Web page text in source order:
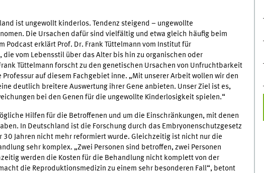
ist ungewollt kinderlos. Tendenz steigend – ungewollte
Die Ursachen dafür sind vielfältig und etwa gleich häufig beim
Podcast erklärt Prof. Dr. Frank Tüttelmann vom Institut für
vom Lebensstil über das Alter bis hin zu organischen oder
Tüttelmann forscht zu den genetischen Ursachen von Unfruchtbarkeit
auf diesem Fachgebiet inne. „Mit unserer Arbeit wollen wir den
deutlich breitere Auswertung ihrer Gene anbieten. Unser Ziel ist es,
bei den Genen für die ungewollte Kinderlosigkeit spielen.“
Hilfen für die Betroffenen und um die Einschränkungen, mit denen
In Deutschland ist die Forschung durch das Embryonenschutzgesetz
Jahren nicht mehr reformiert wurde. Gleichzeitig ist nicht nur die
sehr komplex. „Zwei Personen sind betroffen, zwei Personen
werden die Kosten für die Behandlung nicht komplett von der
die Reproduktionsmedizin zu einem sehr besonderen Fall“, betont